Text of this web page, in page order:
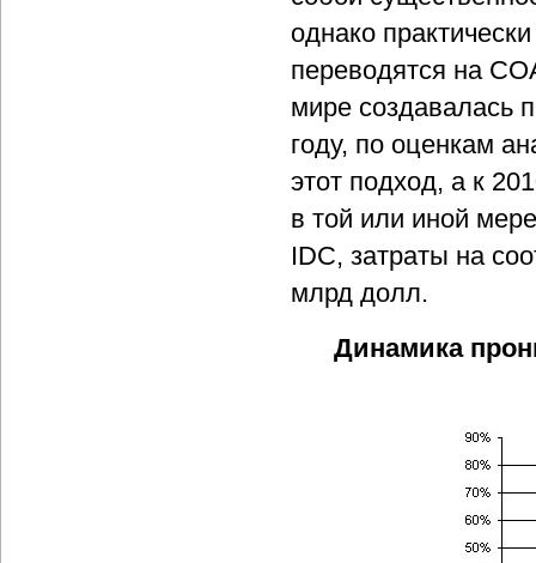
однако
переводятся на
мире создавалась
году, по оценкам
этот подход, а к
в той или иной
IDC, затраты на
млрд долл.
Динамика